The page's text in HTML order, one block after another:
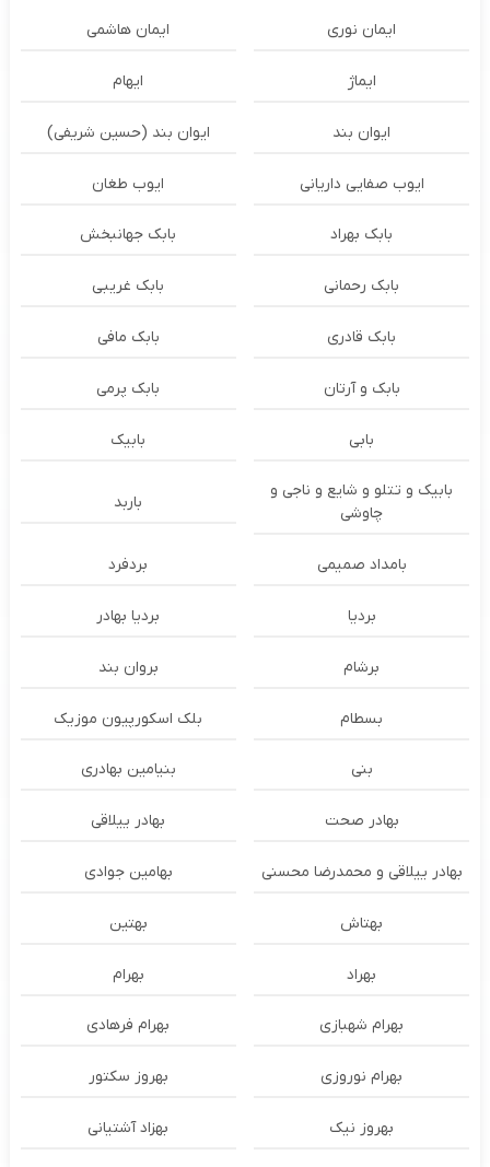
ایمان نوری ایمان هاشمی
ایماژ ایهام
ایوان بند ایوان بند (حسین شریفی)
ایوب صفایی داریانی ایوب طغان
بابک بهراد بابک جهانبخش
بابک رحمانی بابک غریبی
بابک قادری بابک مافی
بابک و آرتان بابک پرمی
بابی بابیک
بابیک و تتلو و شایع و ناجی و
چاوشی
باربد
بامداد صمیمی بردفرد
بردیا بردیا بهادر
برشام بروان بند
بسطام بلک اسکورپیون موزیک
بنی بنیامین بهادری
بهادر صحت بهادر ییلاقی
بهادر ییلاقی و محمدرضا محسنی بهامین جوادی
بهتاش بهتین
بهراد بهرام
بهرام شهبازی بهرام فرهادی
بهرام نوروزی بهروز سکتور
بهروز نیک بهزاد آشتیانی